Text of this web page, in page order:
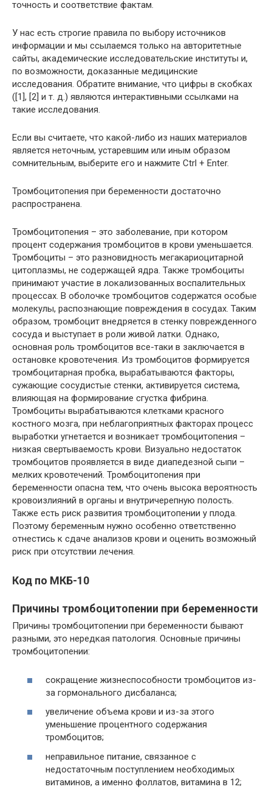
точность и соответствие фактам.
У нас есть строгие правила по выбору источников
информации и мы ссылаемся только на авторитетные
сайты, академические исследовательские институты и,
по возможности, доказанные медицинские
исследования. Обратите внимание, что цифры в скобках
([1], [2] и т. д.) являются интерактивными ссылками на
такие исследования.
Если вы считаете, что какой-либо из наших материалов
является неточным, устаревшим или иным образом
сомнительным, выберите его и нажмите Ctrl + Enter.
Тромбоцитопения при беременности достаточно
распространена.
Тромбоцитопения – это заболевание, при котором
процент содержания тромбоцитов в крови уменьшается.
Тромбоциты – это разновидность мегакариоцитарной
цитоплазмы, не содержащей ядра. Также тромбоциты
принимают участие в локализованных воспалительных
процессах. В оболочке тромбоцитов содержатся особые
молекулы, распознающие повреждения в сосудах. Таким
образом, тромбоцит внедряется в стенку поврежденного
сосуда и выступает в роли живой латки. Однако,
основная роль тромбоцитов все-таки в заключается в
остановке кровотечения. Из тромбоцитов формируется
тромбоцитарная пробка, вырабатываются факторы,
сужающие сосудистые стенки, активируется система,
влияющая на формирование сгустка фибрина.
Тромбоциты вырабатываются клетками красного
костного мозга, при неблагоприятных факторах процесс
выработки угнетается и возникает тромбоцитопения –
низкая свертываемость крови. Визуально недостаток
тромбоцитов проявляется в виде диапедезной сыпи –
мелких кровотечений. Тромбоцитопения при
беременности опасна тем, что очень высока вероятность
кровоизлияний в органы и внутричерепную полость.
Также есть риск развития тромбоцитопении у плода.
Поэтому беременным нужно особенно ответственно
отнестись к сдаче анализов крови и оценить возможный
риск при отсутствии лечения.
Код по МКБ-10
Причины тромбоцитопении при беременности
Причины тромбоцитопении при беременности бывают
разными, это нередкая патология. Основные причины
тромбоцитопении:
сокращение жизнеспособности тромбоцитов из-
за гормонального дисбаланса;
увеличение объема крови и из-за этого
уменьшение процентного содержания
тромбоцитов;
неправильное питание, связанное с
недостаточным поступлением необходимых
витаминов, а именно фоллатов, витамина в 12;